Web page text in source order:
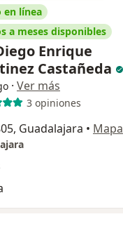
en línea
a meses disponibles
Enrique
Castañeda
· Ver más
3 opiniones
Guadalajara • Mapa